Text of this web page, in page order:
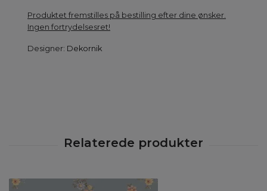
Produktet fremstilles på bestilling efter dine ønsker.
Ingen fortrydelsesret!
Designer: Dekornik